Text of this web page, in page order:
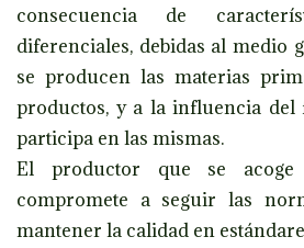
consecuencia de
diferenciales, debidas al medio
se producen las materias
productos, y a la influencia del
participa en las mismas.
El productor que se
compromete a seguir las
mantener la calidad en